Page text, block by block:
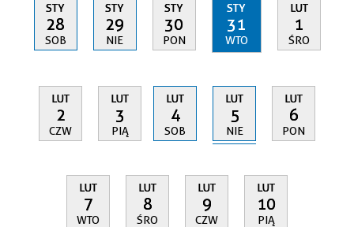
STY
28
SOB
STY
29
NIE
STY
30
PON
STY
31
WTO
LUT
1
ŚRO
LUT
2
CZW
LUT
3
PIĄ
LUT
4
SOB
LUT
5
NIE
LUT
6
PON
LUT
7
WTO
LUT
8
ŚRO
LUT
9
CZW
LUT
10
PIĄ